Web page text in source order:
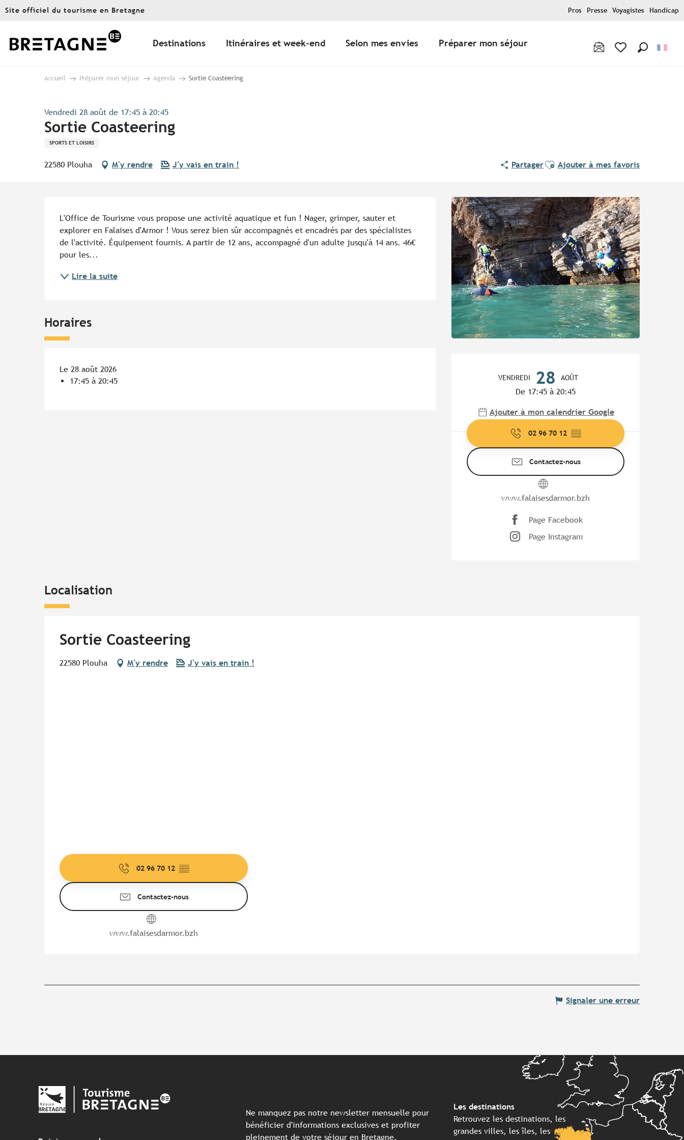
Aller
principal
Site officiel du tourisme en Bretagne Pros Presse Voyagistes Handicap
Destinations Itinéraires et week-end Selon mes envies Préparer mon séjour
Accueil Préparer mon séjour Agenda Sortie Coasteering
Vendredi 28 août de 17:45 à 20:45
Sortie Coasteering
SPORTS ET LOISIRS
22580 Plouha M'y rendre J'y vais en train ! PartagerAjouter aux favoris
Ajouter à mes favoris
VENDREDI 28 AOÛT
De 17:45 à 20:45
Ajouter à mon calendrier Google
02 96 70 12 ▒▒
Contactez-nous
www.falaisesdarmor.bzh
Page Facebook
Page Instagram
L'Office de Tourisme vous propose une activité aquatique et fun ! Nager, grimper, sauter et
explorer en Falaises d'Armor ! Vous serez bien sûr accompagnés et encadrés par des spécialistes
de l'activité. Équipement fournis. A partir de 12 ans, accompagné d'un adulte jusqu'à 14 ans. 46€
pour les...
Lire la suite
Horaires
Le 28 août 2026
17:45 à 20:45
Localisation
Sortie Coasteering
22580 Plouha M'y rendre J'y vais en train !
02 96 70 12 ▒▒
Contactez-nous
www.falaisesdarmor.bzh
Signaler une erreur
Ne manquez pas notre newsletter mensuelle pour
bénéficier d'informations exclusives et profiter
pleinement de votre séjour en Bretagne.
Les destinations
Retrouvez les destinations, les
grandes villes, les îles, les